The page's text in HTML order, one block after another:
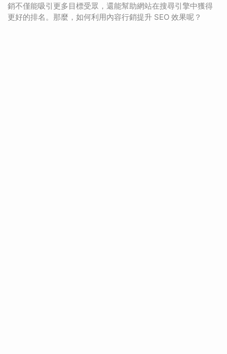
銷不僅能吸引更多目標受眾，還能幫助網站在搜尋引擎中獲得
更好的排名。那麼，如何利用內容行銷提升 SEO 效果呢？